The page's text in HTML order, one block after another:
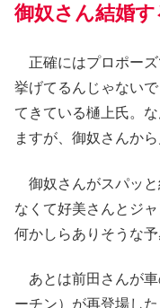
御奴さん結婚す
正確にはプロポーズ
挙げてるんじゃない
てきている樋上氏。
ますが、御奴さんか
御奴さんがスパッと
なくて好美さんとジ
何かしらありそうな予
あとは前田さんが車
ーチン）が再登場し